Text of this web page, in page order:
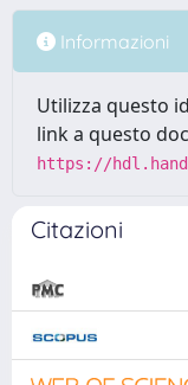
Informazioni
Utilizza questo
link a questo
https://
Citazioni